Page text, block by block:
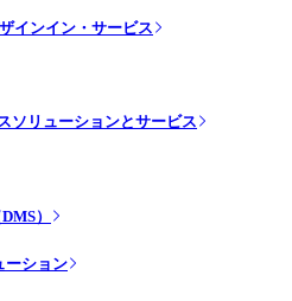
インイン・サービス
ソリューションとサービス
）
ーション